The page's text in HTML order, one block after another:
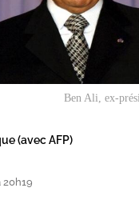
Ben Ali, ex-
(avec AFP)